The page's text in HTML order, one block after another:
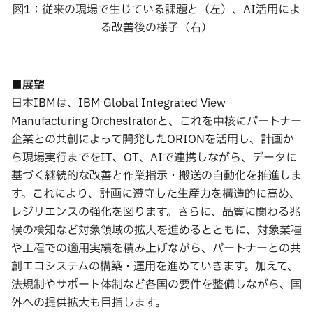
図1：従来の現場で生じている課題と（左）、AI活用によ
る改善後の様子（右）
■展望
日本IBMは、IBM Global Integrated View
Manufacturing Orchestratorと、これを中核にパートナー
企業との共創によって開発したORIONを活用し、計画か
ら現場実行までをIT、OT、AIで連携しながら、データに
基づく継続的な改善と作業指示・搬送の自動化を推進しま
す。これにより、計画に遵守した生産力を構造的に高め、
レジリエンスの強化を図ります。さらに、品質に関わる兆
候の検知など対象領域の拡大を進めるとともに、対象業種
や工程での適用実績を積み上げながら、パートナーとの共
創エコシステムの構築・運用を進めていきます。加えて、
法規制やサポート体制など各国の要件を整備しながら、国
外への提供拡大も目指します。